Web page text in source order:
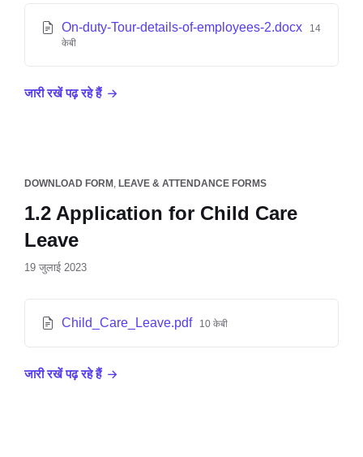
On-duty-Tour-details-of-employees-2.docx
14
केबी
जारी रखें पढ़ रहे हैं
DOWNLOAD FORM , LEAVE & ATTENDANCE FORMS
1.2 Application for Child Care
Leave
19 जुलाई 2023
Child_Care_Leave.pdf 10 केबी
जारी रखें पढ़ रहे हैं